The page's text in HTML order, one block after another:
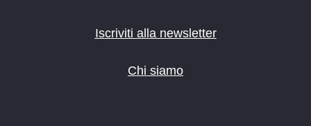
Iscriviti alla newsletter
Chi siamo